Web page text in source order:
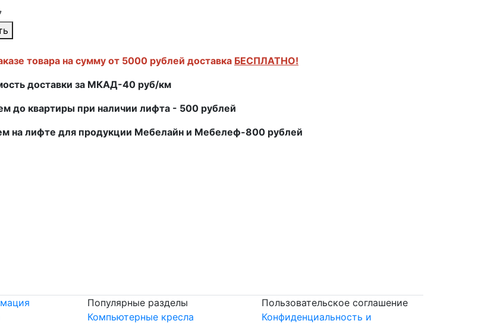
товара на сумму от 5000 рублей доставка БЕСПЛАТНО!
доставки за МКАД-40 руб/км
до квартиры при наличии лифта - 500 рублей
на лифте для продукции Мебелайн и Мебелеф-800 рублей
Популярные разделы
Компьютерные кресла
Пользовательское соглашение
Конфиденциальность и